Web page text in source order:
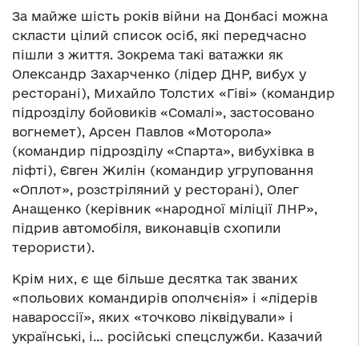
За майже шість років війни на Донбасі можна
скласти цілий список осіб, які передчасно
пішли з життя. Зокрема такі ватажки як
Олександр Захарченко (лідер ДНР, вибух у
ресторані), Михайло Толстих «Гіві» (командир
підрозділу бойовиків «Сомалі», застосовано
вогнемет), Арсен Павлов «Моторола»
(командир підрозділу «Спарта», вибухівка в
ліфті), Євген Жилін (командир угруповання
«Оплот», розстріляний у ресторані), Олег
Анащенко (керівник «народної міліції ЛНР»,
підрив автомобіля, виконавців схопили
терористи).
Крім них, є ще більше десятка так званих
«польових командирів ополчєнія» і «лідерів
навароссії», яких «точково ліквідували» і
українські, і… російські спецслужби. Казачий